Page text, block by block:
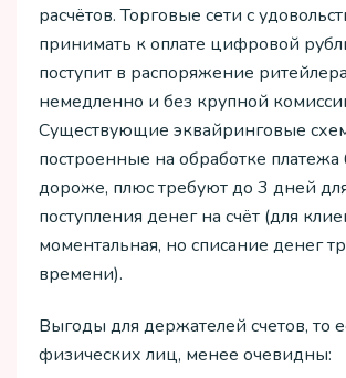
расчётов. Торговые сети с
принимать к оплате цифровой
поступит в распоряжение ритейлера
немедленно и без крупной
Существующие эквайринговые
построенные на обработке платежа
дороже, плюс требуют до 3 дней
поступления денег на счёт (для
моментальная, но списание денег
времени).
Выгоды для держателей счетов, то
физических лиц, менее очевидны: